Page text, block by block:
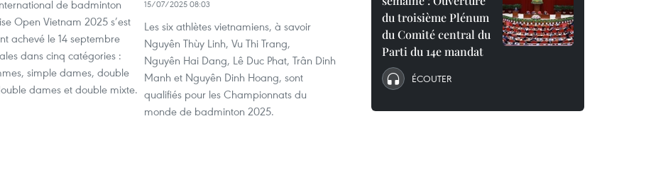
de badminton
Open Vietnam 2025 s’est
achevé le 14 septembre
dans cinq catégories :
simple dames, double
dames et double mixte.
15/07/2025 08:03
Les six athlètes vietnamiens, à savoir
Nguyên Thùy Linh, Vu Thi Trang,
Nguyên Hai Dang, Lê Duc Phat, Trân Dinh
Manh et Nguyên Dinh Hoang, sont
qualifiés pour les Championnats du
monde de badminton 2025.
du troisième Plénum
du Comité central du
Parti du 14e mandat
ÉCOUTER